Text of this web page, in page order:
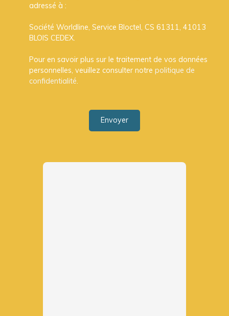
adressé à :
Société Worldline, Service Bloctel, CS 61311, 41013
BLOIS CEDEX.
Pour en savoir plus sur le traitement de vos données
personnelles, veuillez consulter notre politique de
confidentialité.
Envoyer